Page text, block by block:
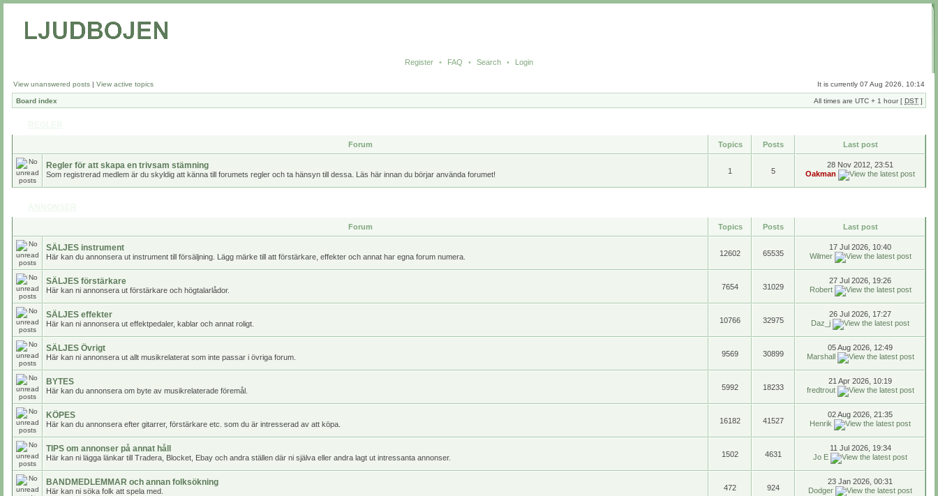
Register • FAQ • Search • Login
View unanswered posts | View active topics It is currently 07 Aug 2026, 10:14
Board index All times are UTC + 1 hour [ DST ]
Forum Topics Posts Last post
Regler för att skapa en trivsam stämning
Som registrerad medlem är du skyldig att känna till forumets regler och ta hänsyn till dessa. Läs här innan du börjar använda forumet! 1 5
28 Nov 2012, 23:51
Oakman
Forum Topics Posts Last post
SÄLJES instrument
Här kan du annonsera ut instrument till försäljning. Lägg märke till att förstärkare, effekter och annat har egna forum numera. 12602 65535
17 Jul 2026, 10:40
Wilmer
SÄLJES förstärkare
Här kan ni annonsera ut förstärkare och högtalarlådor. 7654 31029
27 Jul 2026, 19:26
Robert
SÄLJES effekter
Här kan ni annonsera ut effektpedaler, kablar och annat roligt. 10766 32975
26 Jul 2026, 17:27
Daz_j
SÄLJES Övrigt
Här kan ni annonsera ut allt musikrelaterat som inte passar i övriga forum. 9569 30899
05 Aug 2026, 12:49
Marshall
BYTES
Här kan du annonsera om byte av musikrelaterade föremål. 5992 18233
21 Apr 2026, 10:19
fredtrout
KÖPES
Här kan du annonsera efter gitarrer, förstärkare etc. som du är intresserad av att köpa. 16182 41527
02 Aug 2026, 21:35
Henrik
TIPS om annonser på annat håll
Här kan ni lägga länkar till Tradera, Blocket, Ebay och andra ställen där ni själva eller andra lagt ut intressanta annonser. 1502 4631
11 Jul 2026, 19:34
Jo E
BANDMEDLEMMAR och annan folksökning
Här kan ni söka folk att spela med. 472 924
23 Jan 2026, 00:31
Dodger